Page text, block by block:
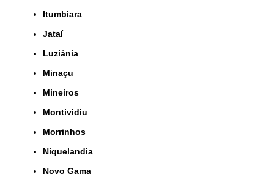
Itumbiara
Jataí
Luziânia
Minaçu
Mineiros
Montividiu
Morrinhos
Niquelandia
Novo Gama